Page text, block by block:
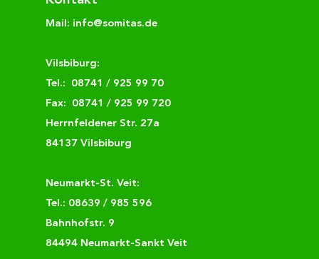
Mail: info@somitas.de
Vilsbiburg:
Tel.: 08741 / 925 99 70
Fax: 08741 / 925 99 720
Herrnfeldener Str. 27a
84137 Vilsbiburg
Neumarkt-St. Veit:
Tel.: 08639 / 985 596
Bahnhofstr. 9
84494 Neumarkt-Sankt Veit